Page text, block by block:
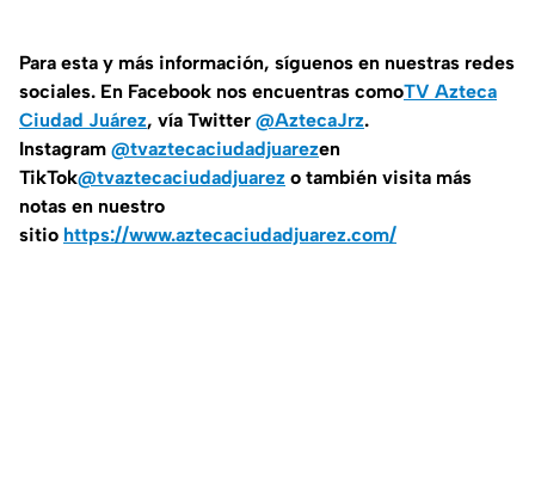
Para esta y más información, síguenos en nuestras redes
sociales. En Facebook nos encuentras comoTV Azteca
Ciudad Juárez, vía Twitter @AztecaJrz.
Instagram @tvaztecaciudadjuarezen
TikTok@tvaztecaciudadjuarez o también visita más
notas en nuestro
sitio https://www.aztecaciudadjuarez.com/